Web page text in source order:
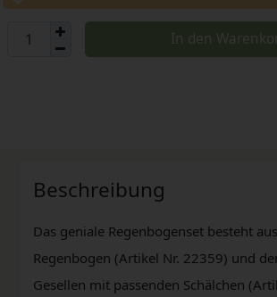
In den
Beschreibung
Das geniale Regenbogenset besteht
Regenbogen (Artikel Nr. 22359) und
Gesellen mit passenden Schälchen